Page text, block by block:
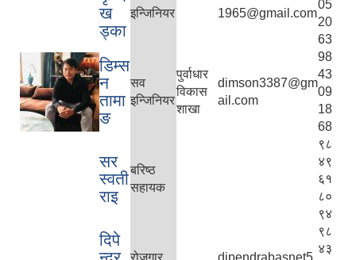
ख
ड्का
इन्जिनियर
1965@gmail.com
05
20
63
डिम्स
न
तामा
ङ
सव
इन्जिनियर
पुर्वाधार
विकास
शाखा
dimson3387@gm
ail.com
98
43
09
18
68
सर
स्वती
राइ
बरिष्ठ
सहायक
९८
४९
६१
८०
९४
दिपे
९८
४३